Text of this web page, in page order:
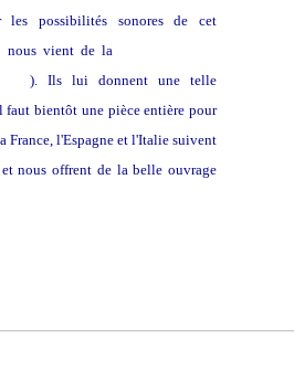
les possibilités sonores de cet
nous vient de la
). Ils lui donnent une telle
faut bientôt une pièce entière pour
France, l'Espagne et l'Italie suivent
nous offrent de la belle ouvrage